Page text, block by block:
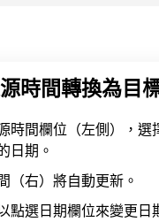
時間轉換為目
時間欄位（左側），選
日期。
（右）將自動更新。
點選日期欄位來變更日